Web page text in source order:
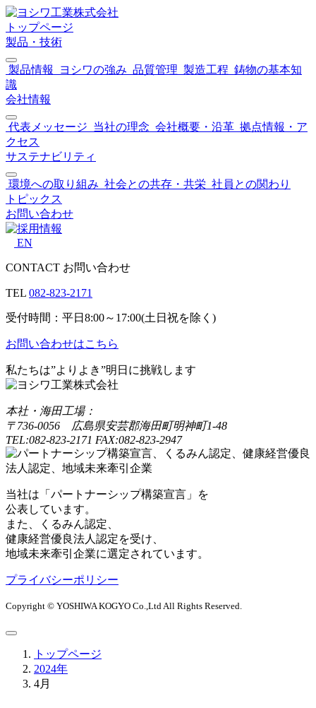
トップページ
製品・技術
製品情報 ヨシワの強み 品質管理 製造工程 鋳物の基本知
識
会社情報
代表メッセージ 当社の理念 会社概要・沿革 拠点情報・ア
クセス
サステナビリティ
環境への取り組み 社会との共存・共栄 社員との関わり
トピックス
お問い合わせ
EN
CONTACT お問い合わせ
TEL 082-823-2171
受付時間：平日8:00～17:00(土日祝を除く)
お問い合わせはこちら
私たちは”よりよき”明日に挑戦します
本社・海田工場：
〒736-0056 広島県安芸郡海田町明神町1-48
TEL:082-823-2171 FAX:082-823-2947
当社は「パートナーシップ構築宣言」を
公表しています。
また、くるみん認定、
健康経営優良法人認定を受け、
地域未来牽引企業に選定されています。
プライバシーポリシー
Copyright © YOSHIWA KOGYO Co.,Ltd All Rights Reserved.
トップページ
2024年
4月